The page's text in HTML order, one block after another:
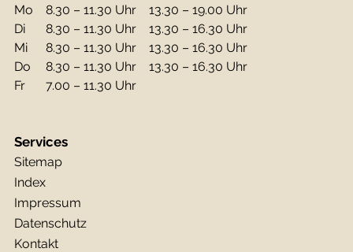
Mo 8.30 – 11.30 Uhr
13.30 – 19.00 Uhr
Di
8.30 – 11.30 Uhr
13.30 – 16.30 Uhr
Mi
8.30 – 11.30 Uhr
13.30 – 16.30 Uhr
Do
8.30 – 11.30 Uhr
13.30 – 16.30 Uhr
Fr
7.00 – 11.30 Uhr
Services
Sitemap
Index
Impressum
Datenschutz
Kontakt